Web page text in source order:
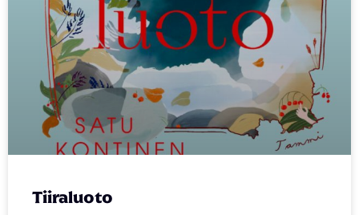
Tiiraluoto